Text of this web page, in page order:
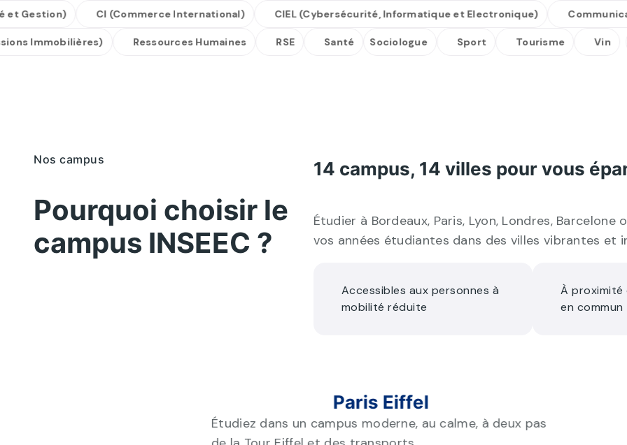
CI (Commerce International) CIEL (Cybersécurité, Informatique et Electronique) Communication
Immobilières) Ressources Humaines RSE Santé Sociologue Sport Tourisme Vin
Nos campus
Pourquoi choisir le
campus INSEEC ?
14 campus, 14 villes pour vous
Étudier à Bordeaux, Paris, Lyon, Londres, Barcelone
vos années étudiantes dans des villes vibrantes et
Accessibles aux personnes à
mobilité réduite
À
en commun
Paris Eiffel
Étudiez dans un campus moderne, au calme, à deux pas